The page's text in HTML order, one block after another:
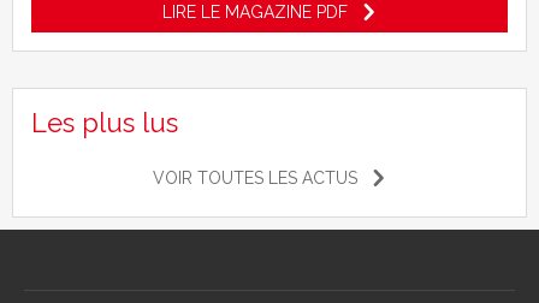
LIRE LE MAGAZINE PDF
Les plus lus
VOIR TOUTES LES ACTUS